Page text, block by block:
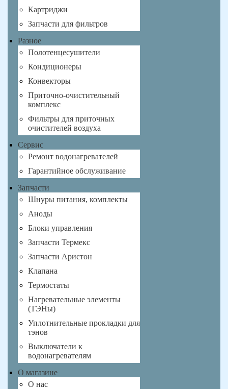
Картриджи
Запчасти для фильтров
Разное
Полотенцесушители
Кондиционеры
Конвекторы
Приточно-очистительный
комплекс
Фильтры для приточных
очистителей воздуха
Сервис
Ремонт водонагревателей
Гарантийное обслуживание
Запчасти
Шнуры питания, комплекты
Аноды
Блоки управления
Запчасти Термекс
Запчасти Аристон
Клапана
Термостаты
Нагревательные элементы
(ТЭНы)
Уплотнительные прокладки для
тэнов
Выключатели к
водонагревателям
О магазине
О нас